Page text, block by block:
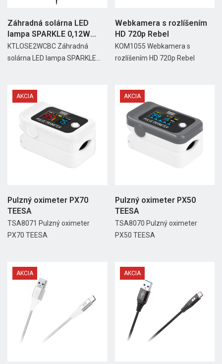
Záhradná solárna LED
lampa SPARKLE 0,12W
KOBI
KTLOSE2WCBC Záhradná
solárna LED lampa SPARKLE...
Webkamera s rozlíšením
HD 720p Rebel
KOM1055 Webkamera s
rozlíšením HD 720p Rebel
AKCIA
Pulzný oximeter PX70
TEESA
TSA8071 Pulzný oximeter
PX70 TEESA
AKCIA
Pulzný oximeter PX50
TEESA
TSA8070 Pulzný oximeter
PX50 TEESA
AKCIA AKCIA